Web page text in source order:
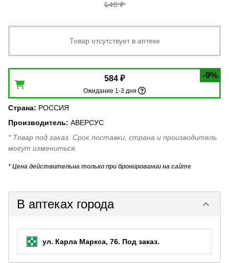
648 ₽
Товар отсутствует в аптеке
-9%
584 ₽
Ожидание 1-3 дня
Страна: РОССИЯ
Производитель: АВЕРСУС
* Товар под заказ. Срок поставки, страна и производитель
могут измениться.
* Цена действительна только при бронировании на сайте
В аптеках города keyboard_arrow_down
ул. Карла Маркса, 76. Под заказ.